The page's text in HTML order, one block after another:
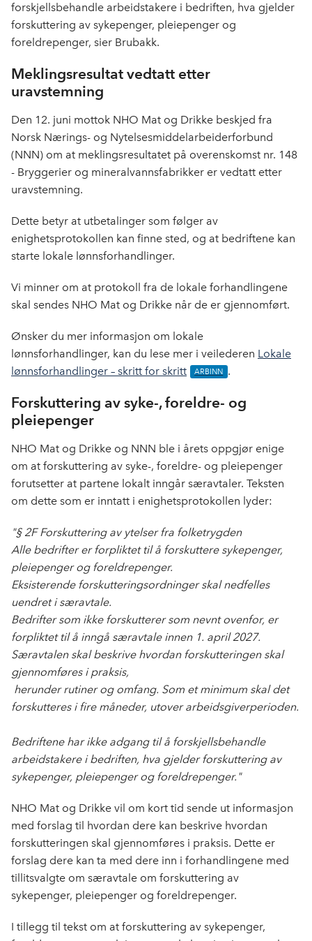
forskjellsbehandle arbeidstakere i bedriften, hva gjelder
forskuttering av sykepenger, pleiepenger og
foreldrepenger, sier Brubakk.
Meklingsresultat vedtatt etter
uravstemning
Den 12. juni mottok NHO Mat og Drikke beskjed fra
Norsk Nærings- og Nytelsesmiddelarbeiderforbund
(NNN) om at meklingsresultatet på overenskomst nr. 148
- Bryggerier og mineralvannsfabrikker er vedtatt etter
uravstemning.
Dette betyr at utbetalinger som følger av
enighetsprotokollen kan finne sted, og at bedriftene kan
starte lokale lønnsforhandlinger.
Vi minner om at protokoll fra de lokale forhandlingene
skal sendes NHO Mat og Drikke når de er gjennomført.
Ønsker du mer informasjon om lokale
lønnsforhandlinger, kan du lese mer i veilederen Lokale
lønnsforhandlinger – skritt for skritt
.
Forskuttering av syke-, foreldre- og
pleiepenger
NHO Mat og Drikke og NNN ble i årets oppgjør enige
om at forskuttering av syke-, foreldre- og pleiepenger
forutsetter at partene lokalt inngår særavtaler. Teksten
om dette som er inntatt i enighetsprotokollen lyder:
"§ 2F Forskuttering av ytelser fra folketrygden
Alle bedrifter er forpliktet til å forskuttere sykepenger,
pleiepenger og foreldrepenger.
Eksisterende forskutteringsordninger skal nedfelles
uendret i særavtale.
Bedrifter som ikke forskutterer som nevnt ovenfor, er
forpliktet til å inngå særavtale innen 1. april 2027.
Særavtalen skal beskrive hvordan forskutteringen skal
gjennomføres i praksis,
herunder rutiner og omfang. Som et minimum skal det
forskutteres i fire måneder, utover arbeidsgiverperioden.
Bedriftene har ikke adgang til å forskjellsbehandle
arbeidstakere i bedriften, hva gjelder forskuttering av
sykepenger, pleiepenger og foreldrepenger."
NHO Mat og Drikke vil om kort tid sende ut informasjon
med forslag til hvordan dere kan beskrive hvordan
forskutteringen skal gjennomføres i praksis. Dette er
forslag dere kan ta med dere inn i forhandlingene med
tillitsvalgte om særavtale om forskuttering av
sykepenger, pleiepenger og foreldrepenger.
I tillegg til tekst om at forskuttering av sykepenger,